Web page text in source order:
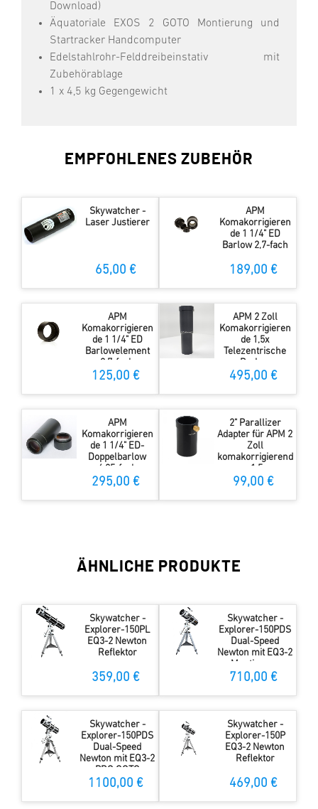
Download)
Äquatoriale EXOS 2 GOTO Montierung und
Startracker Handcomputer
Edelstahlrohr-Felddreibeinstativ mit
Zubehörablage
1 x 4,5 kg Gegengewicht
EMPFOHLENES ZUBEHÖR
Skywatcher -
Laser Justierer
65,00 €
APM
Komakorrigieren
de 1 1/4" ED
Barlow 2,7-fach
189,00 €
APM
Komakorrigieren
de 1 1/4" ED
Barlowelement
2,7-fach
125,00 €
APM 2 Zoll
Komakorrigieren
de 1,5x
Telezentrische
Barlow
495,00 €
APM
Komakorrigieren
de 1 1/4" ED-
Doppelbarlow
6,25-fach
295,00 €
2" Parallizer
Adapter für APM 2
Zoll
komakorrigierend
e 1,5x
telezentrische
99,00 €
ÄHNLICHE PRODUKTE
Skywatcher -
Explorer-150PL
EQ3-2 Newton
Reflektor
359,00 €
Skywatcher -
Explorer-150PDS
Dual-Speed
Newton mit EQ3-2
Montierung
710,00 €
Skywatcher -
Explorer-150PDS
Dual-Speed
Newton mit EQ3-2
PRO GOTO
Montierung
1100,00 €
Skywatcher -
Explorer-150P
EQ3-2 Newton
Reflektor
469,00 €